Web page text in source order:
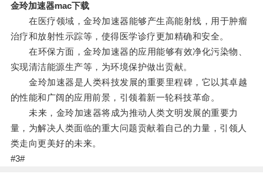
金玲加速器mac下载
在医疗领域，金玲加速器能够产生高能射线，用于肿瘤
治疗和放射性示踪等，使得医学诊疗更加精确和安全。
在环保方面，金玲加速器的应用能够有效净化污染物、
实现清洁能源生产等，为环境保护做出贡献。
金玲加速器是人类科技发展的重要里程碑，它以其卓越
的性能和广阔的应用前景，引领着新一轮科技革命。
未来，金玲加速器将成为推动人类文明发展的重要力
量，为解决人类面临的重大问题贡献着自己的力量，引领人
类走向更美好的未来。
#3#